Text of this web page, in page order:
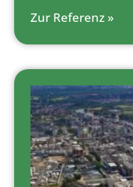
Zur Referenz »